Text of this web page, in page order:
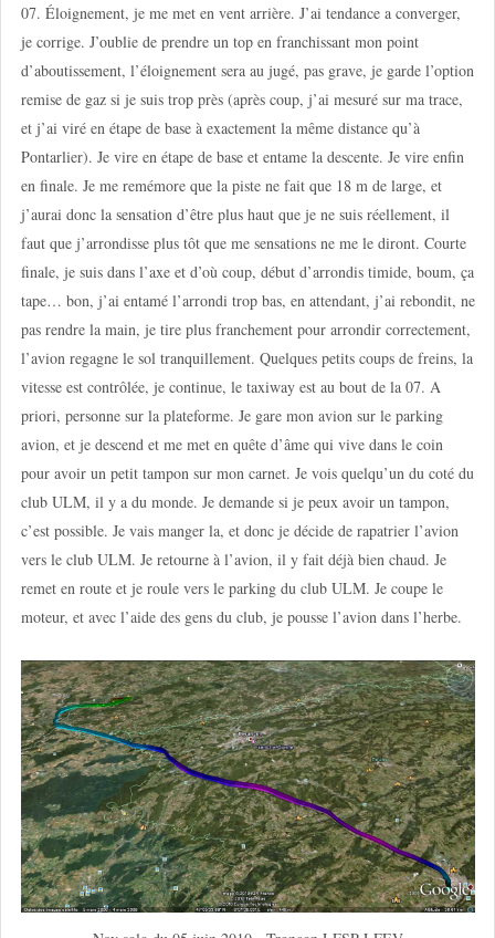
07. Éloignement, je me met en vent arrière. J’ai tendance a converger,
je corrige. J’oublie de prendre un top en franchissant mon point
d’aboutissement, l’éloignement sera au jugé, pas grave, je garde l’option
remise de gaz si je suis trop près (après coup, j’ai mesuré sur ma trace,
et j’ai viré en étape de base à exactement la même distance qu’à
Pontarlier). Je vire en étape de base et entame la descente. Je vire enfin
en finale. Je me remémore que la piste ne fait que 18 m de large, et
j’aurai donc la sensation d’être plus haut que je ne suis réellement, il
faut que j’arrondisse plus tôt que me sensations ne me le diront. Courte
finale, je suis dans l’axe et d’où coup, début d’arrondis timide, boum, ça
tape… bon, j’ai entamé l’arrondi trop bas, en attendant, j’ai rebondit, ne
pas rendre la main, je tire plus franchement pour arrondir correctement,
l’avion regagne le sol tranquillement. Quelques petits coups de freins, la
vitesse est contrôlée, je continue, le taxiway est au bout de la 07. A
priori, personne sur la plateforme. Je gare mon avion sur le parking
avion, et je descend et me met en quête d’âme qui vive dans le coin
pour avoir un petit tampon sur mon carnet. Je vois quelqu’un du coté du
club ULM, il y a du monde. Je demande si je peux avoir un tampon,
c’est possible. Je vais manger la, et donc je décide de rapatrier l’avion
vers le club ULM. Je retourne à l’avion, il y fait déjà bien chaud. Je
remet en route et je roule vers le parking du club ULM. Je coupe le
moteur, et avec l’aide des gens du club, je pousse l’avion dans l’herbe.